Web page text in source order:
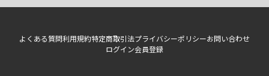
よくある質問利用規約特定商取引法プライバシーポリシーお問い合わせ
ログイン会員登録